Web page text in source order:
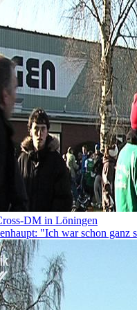
DM in Löningen
"Ich war schon ganz